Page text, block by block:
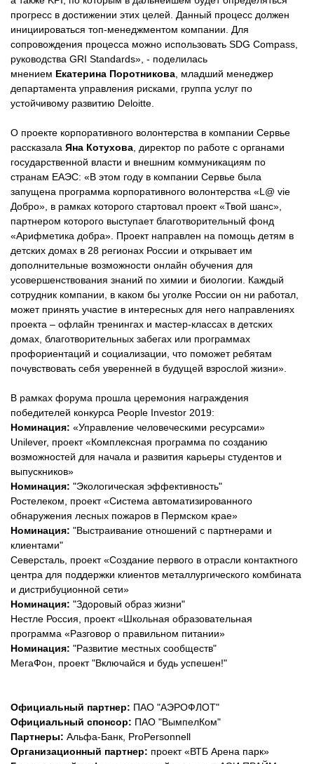
прогресс в достижении этих целей. Данный процесс должен
инициироваться топ-менеджментом компании. Для
сопровождения процесса можно использовать SDG Compass,
руководства GRI Standards», - поделилась
мнением Екатерина Поротникова , младший менеджер
департамента управления рисками, группа услуг по
устойчивому развитию Deloitte.
О проекте корпоративного волонтерства в компании Сервье
рассказала Яна Котухова , директор по работе с органами
государственной власти и внешним коммуникациям по
странам ЕАЭС: «В этом году в компании Сервье была
запущена программа корпоративного волонтерства «L@ vie
Добро», в рамках которого стартовал проект «Твой шанс»,
партнером которого выступает благотворительный фонд
«Арифметика добра». Проект направлен на помощь детям в
детских домах в 28 регионах России и открывает им
дополнительные возможности онлайн обучения для
усовершенствования знаний по химии и биологии. Каждый
сотрудник компании, в каком бы уголке России он ни работал,
может принять участие в интересных для него направлениях
проекта – офлайн тренингах и мастер-классах в детских
домах, благотворительных забегах или программах
профориентаций и социализации, что поможет ребятам
почувствовать себя уверенней в будущей взрослой жизни».
В рамках форума прошла церемония награждения
победителей конкурса People Investor 2019:
Номинация: «Управление человеческими ресурсами»
Unilever, проект «Комплексная программа по созданию
возможностей для начала и развития карьеры студентов и
выпускников»
Номинация: "Экологическая эффективность"
Ростелеком, проект «Система автоматизированного
обнаружения лесных пожаров в Пермском крае»
Номинация: "Выстраивание отношений с партнерами и
клиентами"
Северсталь, проект «Создание первого в отрасли контактного
центра для поддержки клиентов металлургического комбината
и дистрибуционной сети»
Номинация: "Здоровый образ жизни"
Нестле Россия, проект «Школьная образовательная
программа «Разговор о правильном питании»
Номинация: "Развитие местных сообществ"
МегаФон, проект "Включайся и будь успешен!"
Официальный партнер: ПАО "АЭРОФЛОТ"
Официальный спонсор: ПАО "ВымпелКом"
Партнеры: Альфа-Банк, ProPersonnell
Организационный партнер: проект «ВТБ Арена парк»